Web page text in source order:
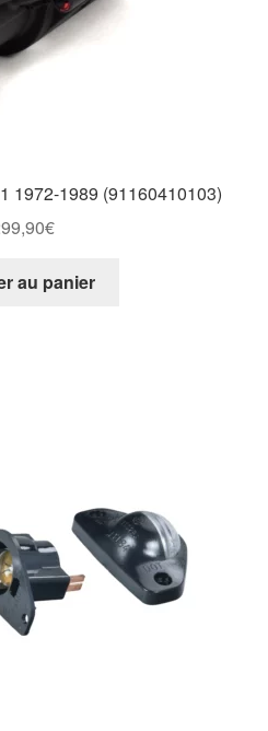
1972-1989 (91160410103)
€
au panier